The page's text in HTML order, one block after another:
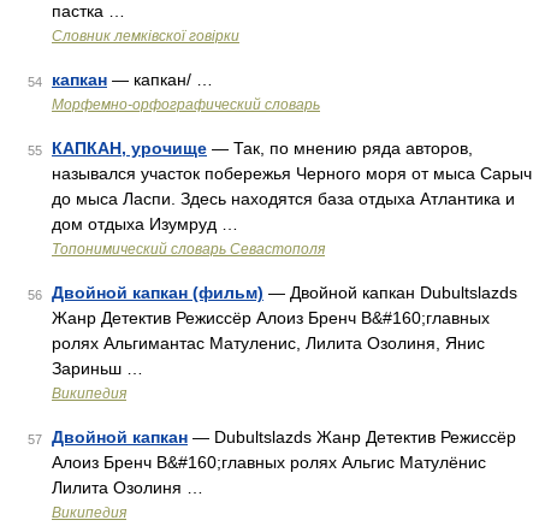
пастка …
Словник лемківскої говірки
54 капкан — капкан/ …
Морфемно-орфографический словарь
55 КАПКАН, урочище — Так, по мнению ряда авторов,
назывался участок побережья Черного моря от мыса Сарыч
до мыса Ласпи. Здесь находятся база отдыха Атлантика и
дом отдыха Изумруд …
Топонимический словарь Севастополя
56 Двойной капкан (фильм) — Двойной капкан Dubultslazds
Жанр Детектив Режиссёр Алоиз Бренч В&#160;главных
ролях Альгимантас Матуленис, Лилита Озолиня, Янис
Зариньш …
Википедия
57 Двойной капкан — Dubultslazds Жанр Детектив Режиссёр
Алоиз Бренч В&#160;главных ролях Альгис Матулёнис
Лилита Озолиня …
Википедия